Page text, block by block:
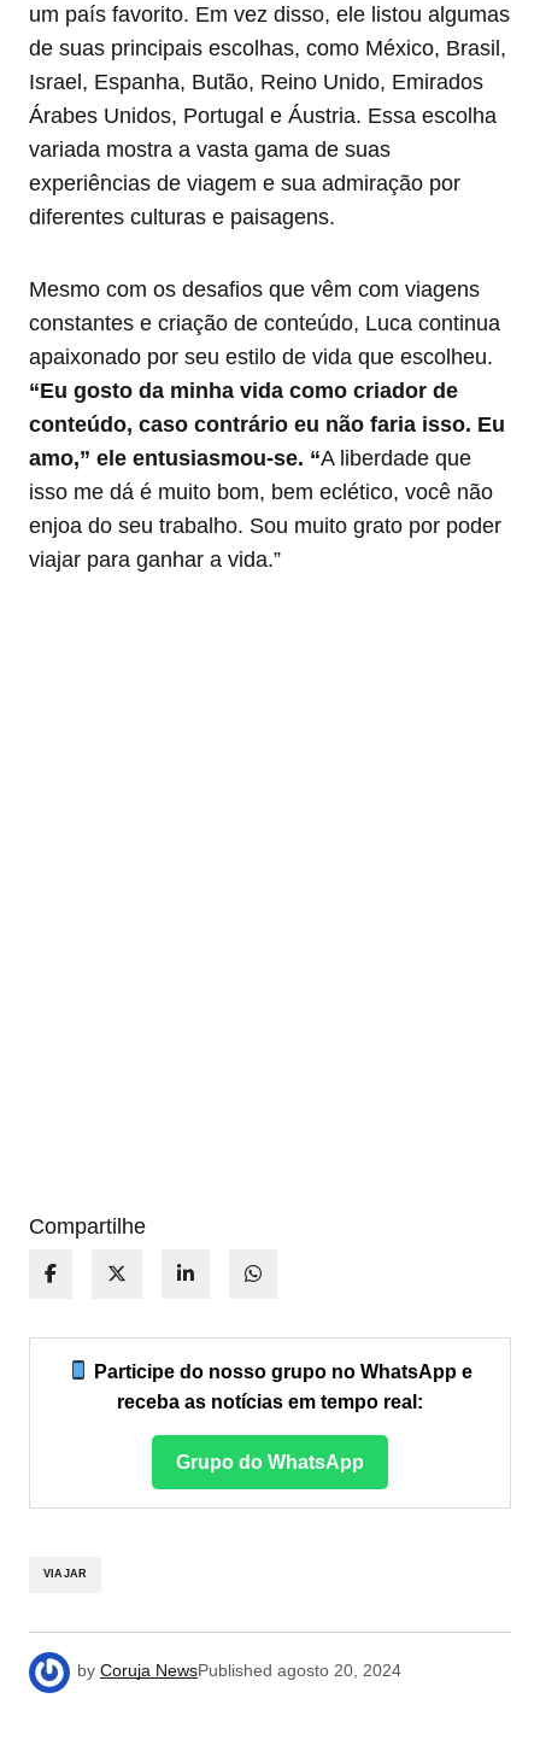
um país favorito. Em vez disso, ele listou algumas
de suas principais escolhas, como México, Brasil,
Israel, Espanha, Butão, Reino Unido, Emirados
Árabes Unidos, Portugal e Áustria. Essa escolha
variada mostra a vasta gama de suas
experiências de viagem e sua admiração por
diferentes culturas e paisagens.
Mesmo com os desafios que vêm com viagens
constantes e criação de conteúdo, Luca continua
apaixonado por seu estilo de vida que escolheu.
“Eu gosto da minha vida como criador de
conteúdo, caso contrário eu não faria isso. Eu
amo,” ele entusiasmou-se. “A liberdade que
isso me dá é muito bom, bem eclético, você não
enjoa do seu trabalho. Sou muito grato por poder
viajar para ganhar a vida.”
Compartilhe
Participe do nosso grupo no WhatsApp e
receba as notícias em tempo real:
Grupo do WhatsApp
VIAJAR
by Coruja NewsPublished agosto 20, 2024